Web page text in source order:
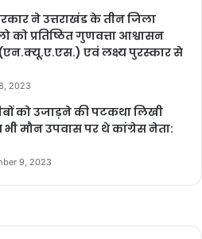
ने उत्तराखंड के तीन जिला
को प्रतिष्ठित गुणवत्ता आश्वासन
एवं लक्ष्य पुरस्कार से
2023
को उजाड़ने की पटकथा लिखी
मौन उपवास पर थे कांग्रेस नेता:
9, 2023